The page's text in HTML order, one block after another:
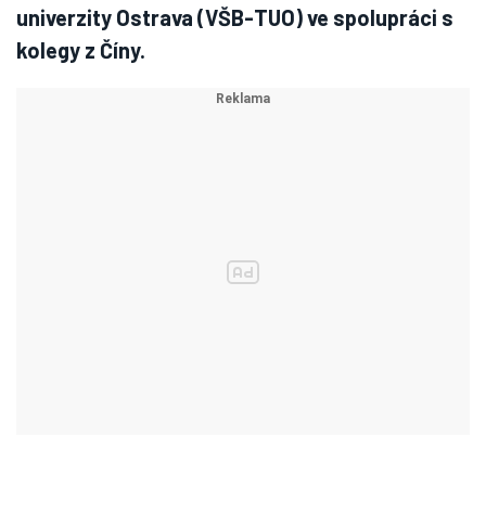
univerzity Ostrava (VŠB-TUO) ve spolupráci s
kolegy z Číny.